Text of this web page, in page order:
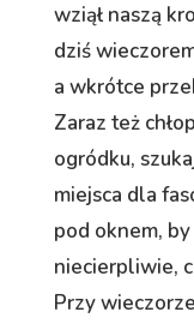
wziął naszą
dziś
a wkrótce
Zaraz też
ogródku,
miejsca dla
pod oknem,
niecierpliwie,
Przy